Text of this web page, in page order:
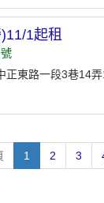
1起租
正東路一段3巷14
1 2 3